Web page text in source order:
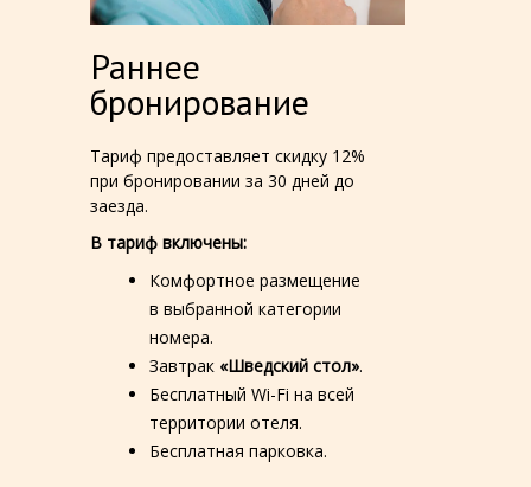
Раннее
бронирование
Тариф предоставляет скидку 12%
при бронировании за 30 дней до
заезда.
В тариф включены:
Комфортное размещение
в выбранной категории
номера.
Завтрак «Шведский стол».
Бесплатный Wi-Fi на всей
территории отеля.
Бесплатная парковка.